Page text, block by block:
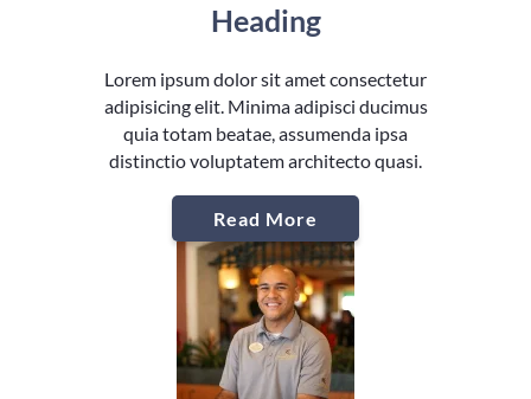
Heading
Lorem ipsum dolor sit amet consectetur
adipisicing elit. Minima adipisci ducimus
quia totam beatae, assumenda ipsa
distinctio voluptatem architecto quasi.
Read More